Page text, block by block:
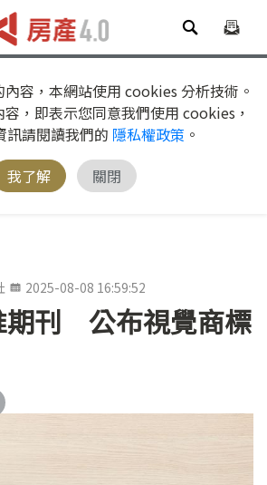
容，本網站使用 cookies 分析技術。
，即表示您同意我們使用 cookies，
訊請閱讀我們的 隱私權政策 。
我了解
關閉
2025-08-08 16:59:52
期刊 公布視覺商標